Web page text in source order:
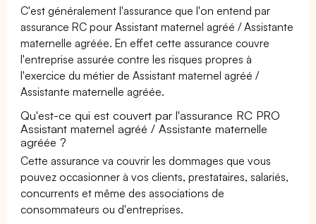
C'est généralement l'assurance que l'on entend par
assurance RC pour Assistant maternel agréé / Assistante
maternelle agréée. En effet cette assurance couvre
l'entreprise assurée contre les risques propres à
l'exercice du métier de Assistant maternel agréé /
Assistante maternelle agréée.
Qu'est-ce qui est couvert par l'assurance RC PRO
Assistant maternel agréé / Assistante maternelle
agréée ?
Cette assurance va couvrir les dommages que vous
pouvez occasionner à vos clients, prestataires, salariés,
concurrents et même des associations de
consommateurs ou d'entreprises.